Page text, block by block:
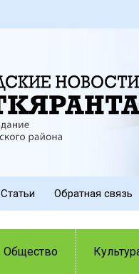
Статьи Обратная связь
Общество